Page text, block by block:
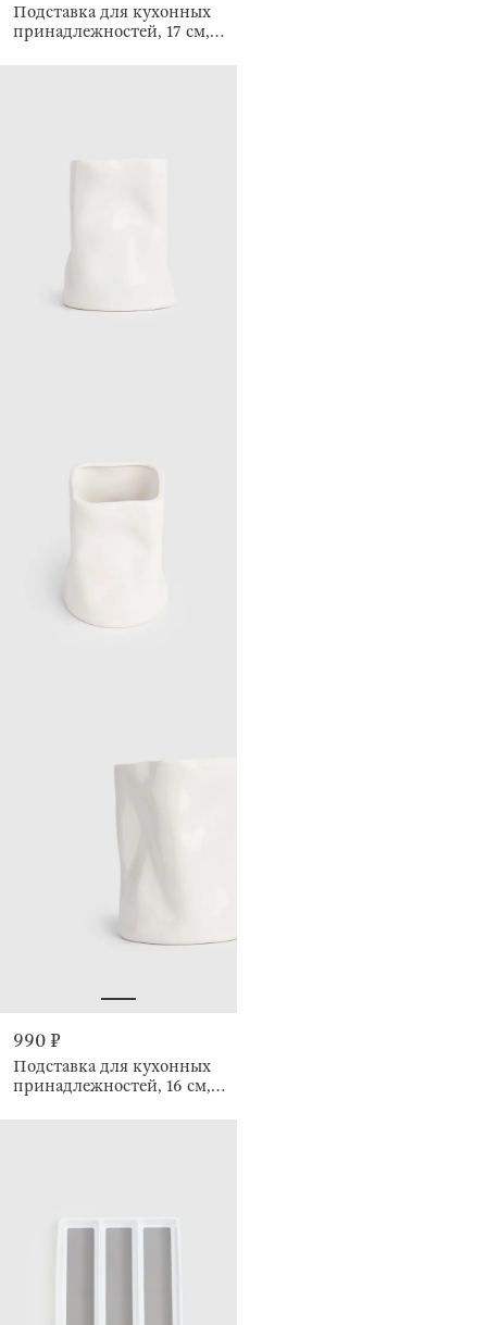
Подставка для кухонных
принадлежностей, 17 см, с
990 ₽
Подставка для кухонных
принадлежностей, 16 см,